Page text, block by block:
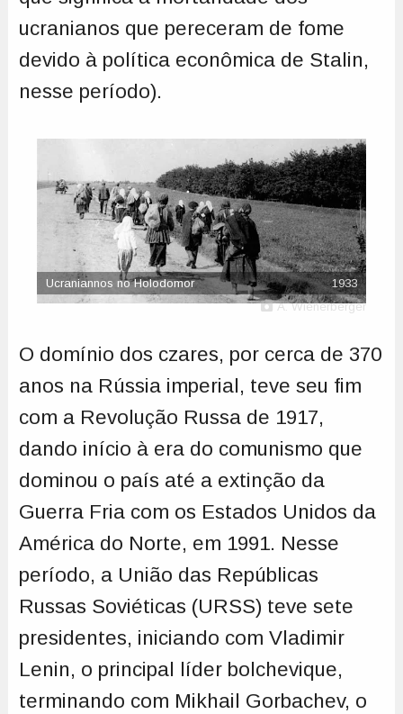
ucranianos que pereceram de fome
devido à política econômica de Stalin,
nesse período).
Ucraniannos no Holodomor
1933
A. Wienerberger
O domínio dos czares, por cerca de 370
anos na Rússia imperial, teve seu fim
com a Revolução Russa de 1917,
dando início à era do comunismo que
dominou o país até a extinção da
Guerra Fria com os Estados Unidos da
América do Norte, em 1991. Nesse
período, a União das Repúblicas
Russas Soviéticas (URSS) teve sete
presidentes, iniciando com Vladimir
Lenin, o principal líder bolchevique,
terminando com Mikhail Gorbachev, o